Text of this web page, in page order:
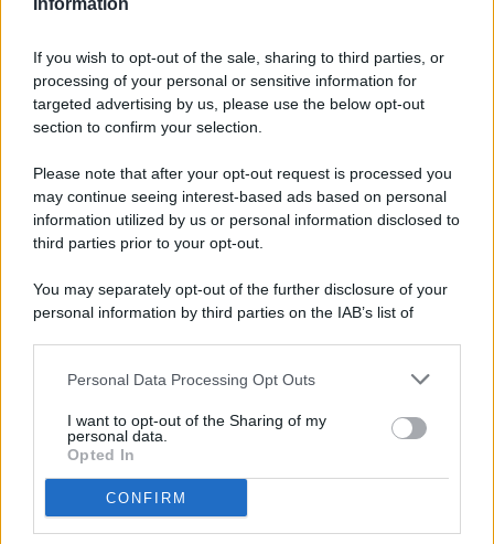
Information
If you wish to opt-out of the sale, sharing to third parties, or
processing of your personal or sensitive information for
targeted advertising by us, please use the below opt-out
section to confirm your selection.
Please note that after your opt-out request is processed you
may continue seeing interest-based ads based on personal
information utilized by us or personal information disclosed to
third parties prior to your opt-out.
You may separately opt-out of the further disclosure of your
personal information by third parties on the IAB’s list of
This information may also be disclosed by us to third parties
disclose it to other third parties.
Personal Data Processing Opt Outs
I want to opt-out of the Sharing of my
personal data.
Opted In
CONFIRM
© 2026 - Pianeta Design - P.IVA 04827280654 - Testata
Registrata Al Tribunale Di Nocera Inferiore N. 8/2020 - RG N.
ISCRIZIONE AL ROC N. 35792 – ISCRITTA ALL’ANSO
(ASSOCIAZIONE NAZIONALE STAMPA ONLINE)
PREFERENZE PRIVACY